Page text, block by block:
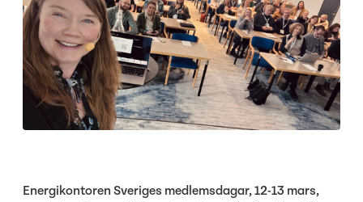
Energikontoren Sveriges medlemsdagar, 12-13 mars,